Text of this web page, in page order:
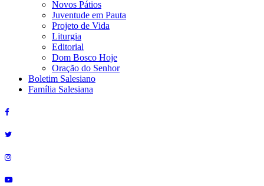
Novos Pátios
Juventude em Pauta
Projeto de Vida
Liturgia
Editorial
Dom Bosco Hoje
Oração do Senhor
Boletim Salesiano
Família Salesiana